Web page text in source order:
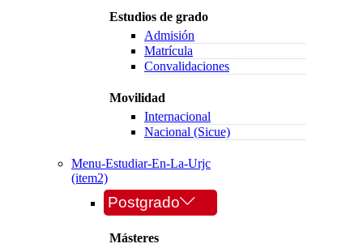
Estudios de grado
Admisión
Matrícula
Convalidaciones
Movilidad
Internacional
Nacional (Sicue)
Menu-Estudiar-En-La-Urjc
(item2)
Postgrado
Másteres